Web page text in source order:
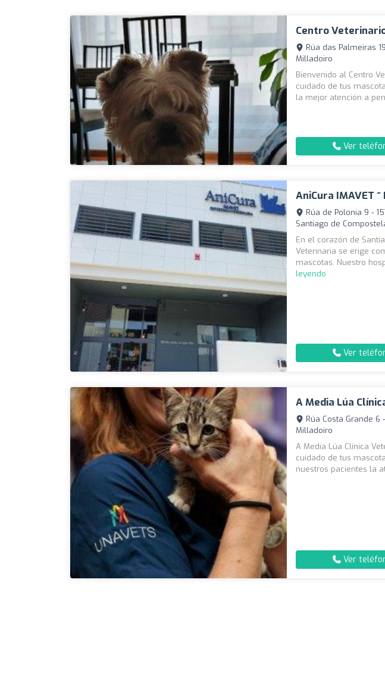
Centro
Rúa das Palmeiras
Milladoiro
Bienvenido al Centro
cuidado de tus
la mejor atención a
Ver
AniCura IMAVET
Rúa de Polonia 9 -
Santiago de
En el corazón de
Veterinaria se erige
mascotas. Nuestro
leyendo
Ver
A Media Lúa
Rúa Costa Grande 6
Milladoiro
A Media Lúa Clínica
cuidado de tus
nuestros pacientes la
Ver